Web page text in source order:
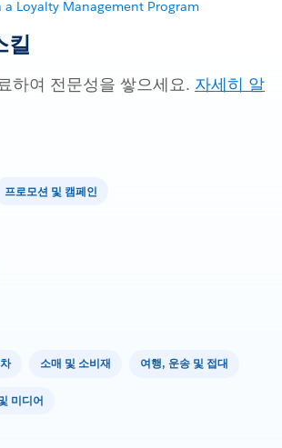
a Loyalty Management Program
킬
하여 전문성을 쌓으세요. 자세히 알
프로모션 및 캠페인
소매 및 소비재 여행, 운송 및 접대
미디어